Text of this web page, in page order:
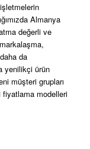
Almanya
değerli ve
da
yenilikçi ürün
müşteri grupları
modelleri